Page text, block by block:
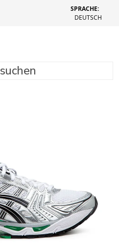
SPRACHE:
DEUTSCH